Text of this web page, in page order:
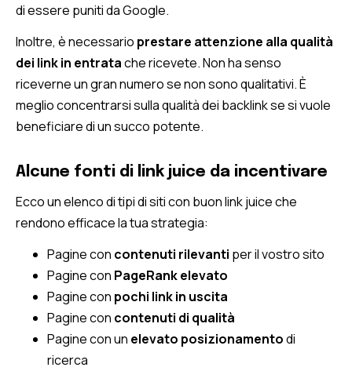
di essere puniti da Google.
Inoltre, è necessario prestare attenzione alla qualità
dei link in entratache ricevete. Non ha senso
riceverne un gran numero se non sono qualitativi. È
meglio concentrarsi sulla qualità dei backlink se si vuole
beneficiare di un succo potente.
Alcune fonti di link juice da incentivare
Ecco un elenco di tipi di siti con buon link juice che
rendono efficace la tua strategia:
Pagine con contenuti rilevanti per il vostro sito
Pagine con PageRank elevato
Pagine con pochi link in uscita
Pagine con contenuti di qualità
Pagine con un elevato posizionamentodi
ricerca